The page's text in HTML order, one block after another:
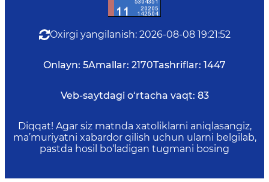
Oxirgi yangilanish: 2026-08-08 19:21:52
Onlayn: 5Amallar: 2170Tashriflar: 1447
Veb-saytdagi o‘rtacha vaqt: 83
Diqqat! Agar siz matnda xatoliklarni aniqlasangiz,
ma’muriyatni xabardor qilish uchun ularni belgilab,
pastda hosil bo‘ladigan tugmani bosing